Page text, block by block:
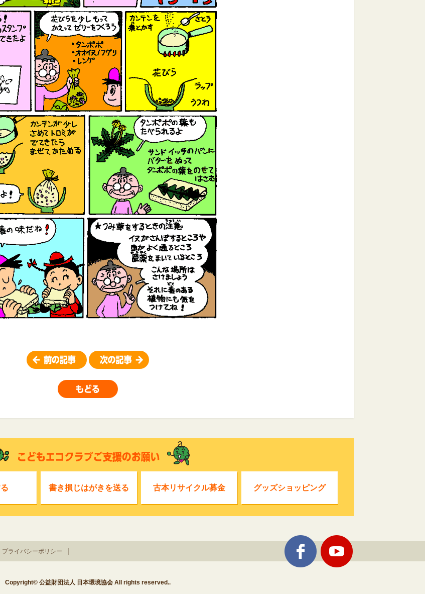
書き損じはがきを送る 古本リサイクル募金 グッズショッピング
プライバシーポリシー
Copyright© 公益財団法人 日本環境協会 All rights reserved..